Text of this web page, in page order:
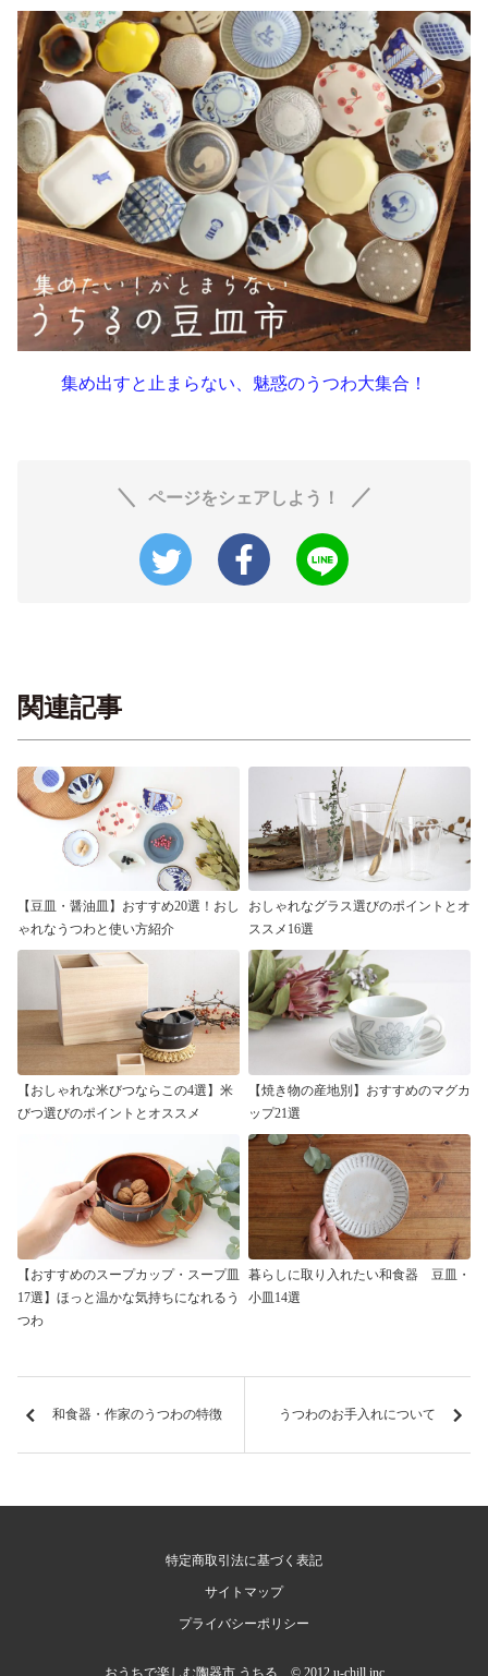
集め出すと止まらない、魅惑のうつわ大集合！
ページをシェアしよう！
関連記事
【豆皿・醤油皿】おすすめ20選！おし
ゃれなうつわと使い方紹介
おしゃれなグラス選びのポイントとオ
ススメ16選
【おしゃれな米びつならこの4選】米
びつ選びのポイントとオススメ
【焼き物の産地別】おすすめのマグカ
ップ21選
【おすすめのスープカップ・スープ皿
17選】ほっと温かな気持ちになれるう
つわ
暮らしに取り入れたい和食器 豆皿・
小皿14選
和食器・作家のうつわの特徴 うつわのお手入れについて
特定商取引法に基づく表記
サイトマップ
プライバシーポリシー
おうちで楽しむ陶器市 うちる © 2012 u-chill.inc